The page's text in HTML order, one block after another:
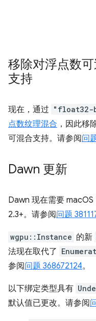
移除对浮点数
支持
现在，通过 "float32-
点数纹理混合 ，因此移
可混合支持。请参阅问
Dawn 更新
Dawn 现在需要 macOS
2.3+。请参阅问题
wgpu::Instance 的新
法现在取代了
参阅问题 368672124。
以下绑定类型具有
默认值已更改。请参阅